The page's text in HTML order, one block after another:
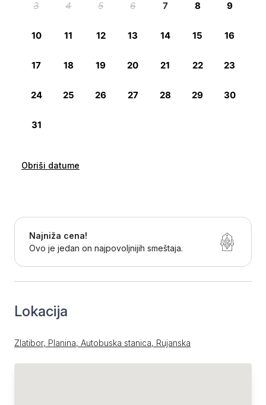
Obriši datume
Najniža cena!
Ovo je jedan on najpovoljnijih smeštaja.
Lokacija
Zlatibor, Planina, Autobuska stanica, Rujanska